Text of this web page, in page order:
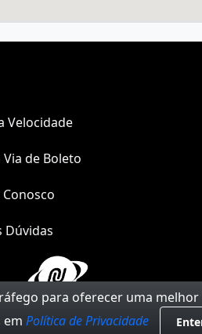
para oferecer uma
em Política de Privacidade
Velocidade
de Boleto
Dúvidas